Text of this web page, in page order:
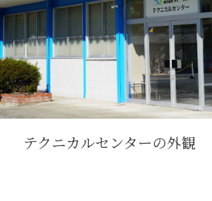
テクニカルセンターの外観